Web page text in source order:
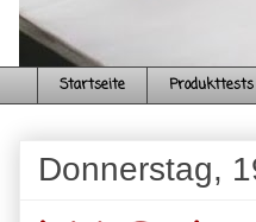
Startseite Produkttests
Donnerstag,